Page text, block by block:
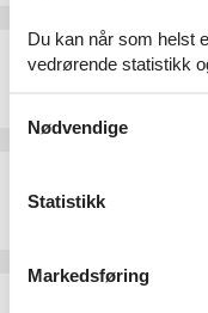
Emne nr.:552-205714
Du kan når som helst
vedrørende statistikk
Nødvendige
Statistikk
Markedsføring